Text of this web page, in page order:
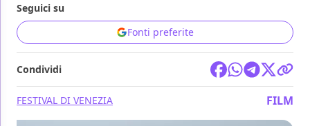
Seguici su
Fonti preferite
Condividi
FESTIVAL DI VENEZIA FILM